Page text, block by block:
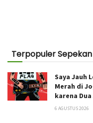
Terpopuler Sepekan
Saya Jauh
Merah di
karena Dua
6 AGUSTUS 2026